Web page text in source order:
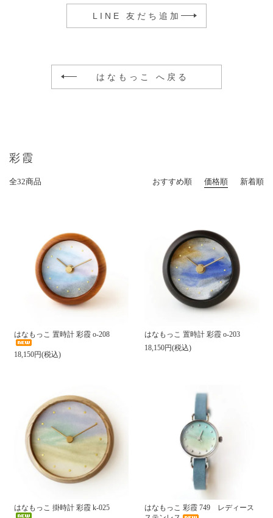
LINE 友だち追加
はなもっこ へ戻る
彩霞
全32商品 おすすめ順 価格順 新着順
はなもっこ 置時計 彩霞 o-208
18,150円(税込)
はなもっこ 置時計 彩霞 o-203
18,150円(税込)
はなもっこ 掛時計 彩霞 k-025
はなもっこ 彩霞 749 レディース